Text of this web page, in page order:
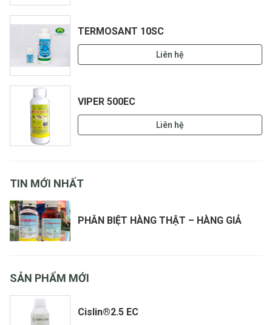
TERMOSANT 10SC
Liên hệ
VIPER 500EC
Liên hệ
TIN MỚI NHẤT
PHÂN BIỆT HÀNG THẬT – HÀNG GIẢ
SẢN PHẨM MỚI
Cislin®2.5 EC